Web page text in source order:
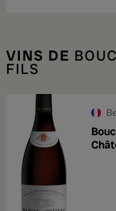
VINS DE
FILS